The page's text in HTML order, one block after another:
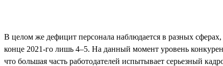
В целом же дефицит персонала наблюдается в разных
конце 2021-го лишь 4–5. На данный момент уровень
что большая часть работодателей испытывает серьезный